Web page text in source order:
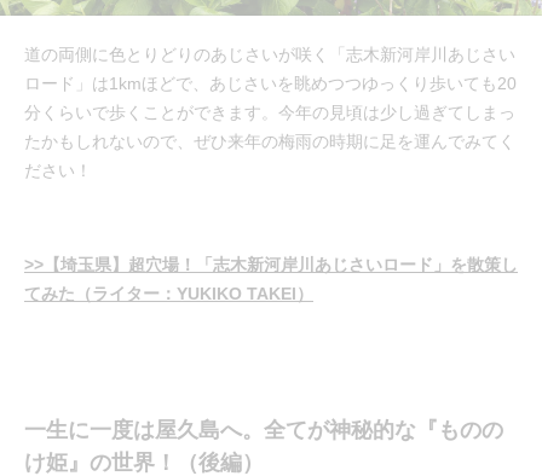
道の両側に色とりどりのあじさいが咲く「志木新河岸川あじさい
ロード」は1kmほどで、あじさいを眺めつつゆっくり歩いても20
分くらいで歩くことができます。今年の見頃は少し過ぎてしまっ
たかもしれないので、ぜひ来年の梅雨の時期に足を運んでみてく
ださい！
>>【埼玉県】超穴場！「志木新河岸川あじさいロード」を散策し
てみた（ライター：YUKIKO TAKEI）
一生に一度は屋久島へ。全てが神秘的な『ものの
け姫』の世界！（後編）